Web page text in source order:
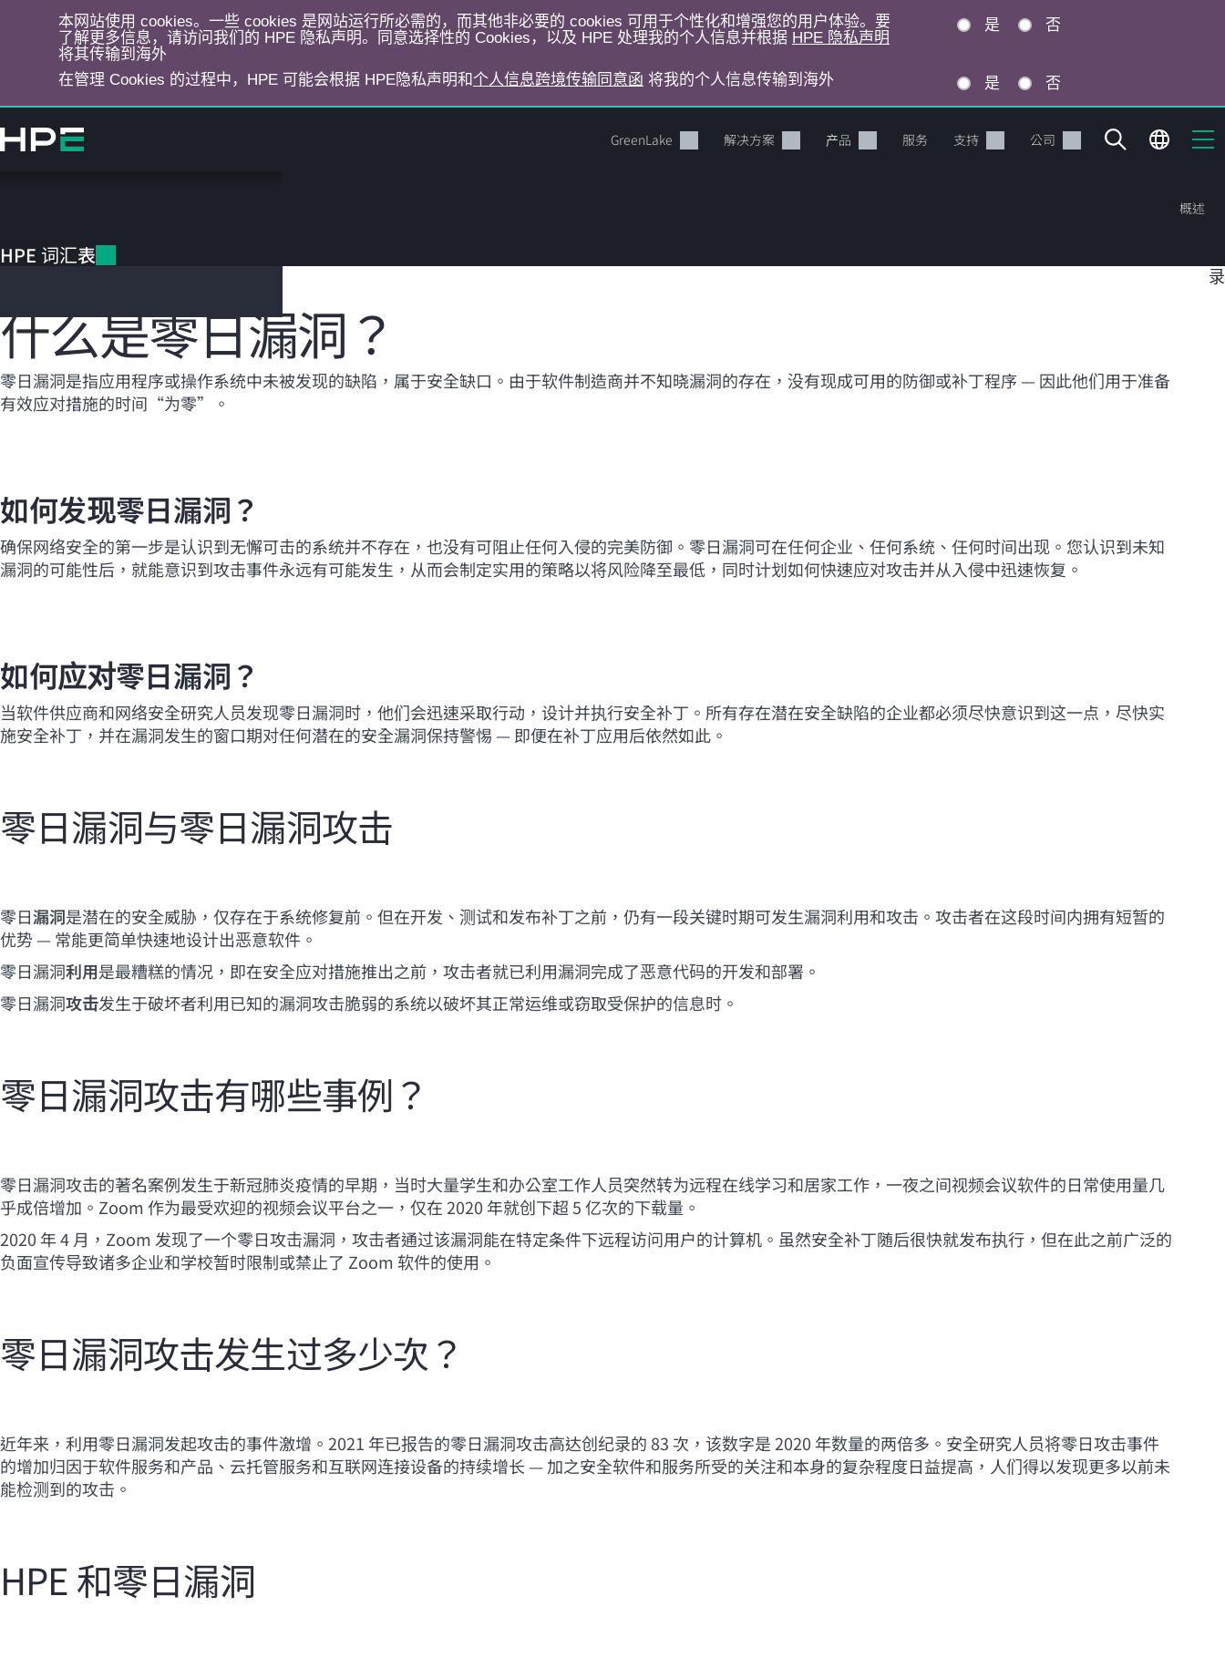
本网站使用 cookies。一些 cookies 是网站运行所必需的，而其他非必要的 cookies 可用于个性化和增强您的用户体验。要
了解更多信息，请访问我们的 HPE 隐私声明。同意选择性的 Cookies，以及 HPE 处理我的个人信息并根据 HPE 隐私声明
将其传输到海外
是 否
在管理 Cookies 的过程中，HPE 可能会根据 HPE隐私声明和 个人信息跨境传输同意函 将我的个人信息传输到海外 是 否
转
到
GreenLake 解决方案 产品 服务 支持 公司
您的购物车目前是空的
概述
HPE 词汇表
什么是零日漏洞？
零日漏洞是指应用程序或操作系统中未被发现的缺陷，属于安全缺口。由于软件制造商并不知晓漏洞的存在，没有现成可用的防御或补丁程序 — 因此他们用于准备
有效应对措施的时间“为零”。
录
如何发现零日漏洞？
确保网络安全的第一步是认识到无懈可击的系统并不存在，也没有可阻止任何入侵的完美防御。零日漏洞可在任何企业、任何系统、任何时间出现。您认识到未知
漏洞的可能性后，就能意识到攻击事件永远有可能发生，从而会制定实用的策略以将风险降至最低，同时计划如何快速应对攻击并从入侵中迅速恢复。
如何应对零日漏洞？
当软件供应商和网络安全研究人员发现零日漏洞时，他们会迅速采取行动，设计并执行安全补丁。所有存在潜在安全缺陷的企业都必须尽快意识到这一点，尽快实
施安全补丁，并在漏洞发生的窗口期对任何潜在的安全漏洞保持警惕 — 即便在补丁应用后依然如此。
零日漏洞与零日漏洞攻击
零日漏洞是潜在的安全威胁，仅存在于系统修复前。但在开发、测试和发布补丁之前，仍有一段关键时期可发生漏洞利用和攻击。攻击者在这段时间内拥有短暂的
优势 — 常能更简单快速地设计出恶意软件。
零日漏洞利用是最糟糕的情况，即在安全应对措施推出之前，攻击者就已利用漏洞完成了恶意代码的开发和部署。
零日漏洞攻击发生于破坏者利用已知的漏洞攻击脆弱的系统以破坏其正常运维或窃取受保护的信息时。
零日漏洞攻击有哪些事例？
零日漏洞攻击的著名案例发生于新冠肺炎疫情的早期，当时大量学生和办公室工作人员突然转为远程在线学习和居家工作，一夜之间视频会议软件的日常使用量几
乎成倍增加。Zoom 作为最受欢迎的视频会议平台之一，仅在 2020 年就创下超 5 亿次的下载量。
2020 年 4 月，Zoom 发现了一个零日攻击漏洞，攻击者通过该漏洞能在特定条件下远程访问用户的计算机。虽然安全补丁随后很快就发布执行，但在此之前广泛的
负面宣传导致诸多企业和学校暂时限制或禁止了 Zoom 软件的使用。
零日漏洞攻击发生过多少次？
近年来，利用零日漏洞发起攻击的事件激增。2021 年已报告的零日漏洞攻击高达创纪录的 83 次，该数字是 2020 年数量的两倍多。安全研究人员将零日攻击事件
的增加归因于软件服务和产品、云托管服务和互联网连接设备的持续增长 — 加之安全软件和服务所受的关注和本身的复杂程度日益提高，人们得以发现更多以前未
能检测到的攻击。
HPE 和零日漏洞